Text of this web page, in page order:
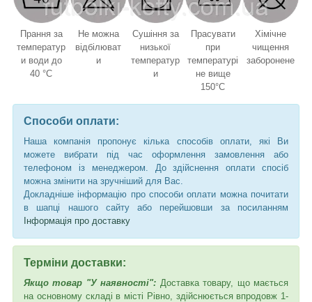
Прання за
температур
и води до
40 °C
Не можна
відбілюват
и
Сушіння за
низької
температур
и
Прасувати
при
температурі
не вище
150°C
Хімічне
чищення
заборонене
Способи оплати:
Наша компанія пропонує кілька способів оплати, які Ви
можете вибрати під час оформлення замовлення або
телефоном із менеджером. До здійснення оплати спосіб
можна змінити на зручніший для Вас.
Докладніше інформацію про способи оплати можна почитати
в шапці нашого сайту або перейшовши за посиланням
Інформація про доставку
Терміни доставки:
Якщо товар "У наявності": Доставка товару, що мається
на основному складі в місті Рівно, здійснюється впродовж 1-